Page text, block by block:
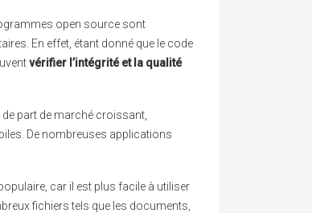
open source sont
En effet, étant donné que le code
vérifier l’intégrité et la qualité
part de marché croissant,
De nombreuses applications
car il est plus facile à utiliser
fichiers tels que les documents,